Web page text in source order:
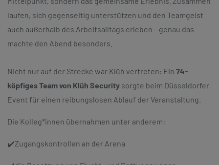
laufen, sich gegenseitig unterstützen und den Teamgeist
auch außerhalb des Arbeitsalltags erleben – genau das
machte den Abend besonders.
Nicht nur auf der Strecke war Klüh vertreten: Ein 74-
köpfiges Team von Klüh Security sorgte beim Düsseldorfer
Event für einen reibungslosen Ablauf der Veranstaltung.
Die Kolleg*innen übernahmen unter anderem:
✔️Zugangskontrollen an der Arena